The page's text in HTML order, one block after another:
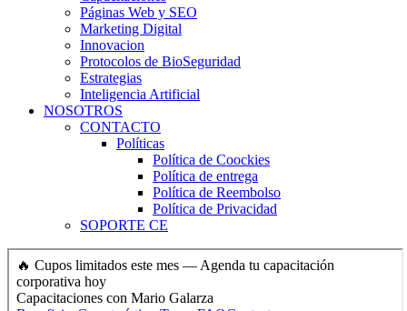
Páginas Web y SEO
Marketing Digital
Innovacion
Protocolos de BioSeguridad
Estrategias
Inteligencia Artificial
NOSOTROS
CONTACTO
Políticas
Política de Coockies
Política de entrega
Política de Reembolso
Política de Privacidad
SOPORTE CE